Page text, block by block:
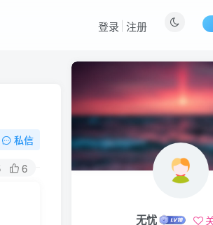
登录 注册
私信
6
视频号
人瞬间绘画
均可
22天前
（19404
电商高需求
无忧